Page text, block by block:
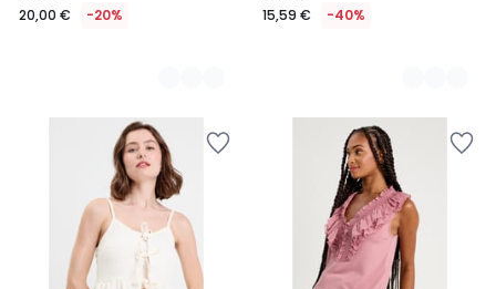
20,00 € -20% 15,59 € -40%